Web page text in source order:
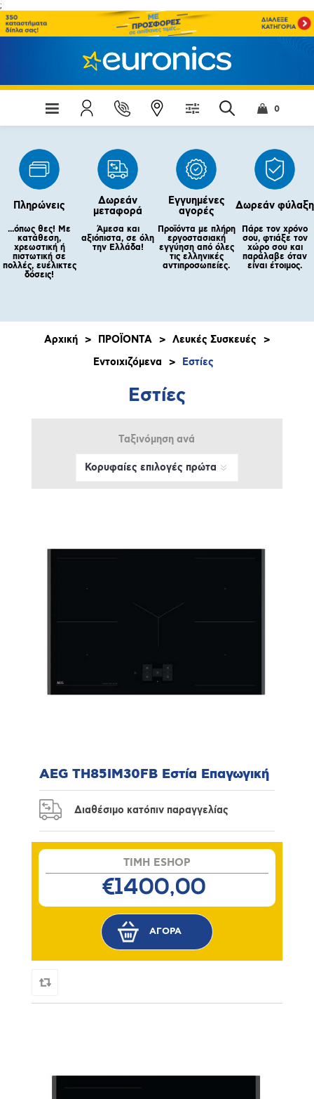
;
0
Πληρώνεις
...όπως θες! Με
κατάθεση,
χρεωστική ή
πιστωτική σε
πολλές, ευέλικτες
δόσεις!
Δωρεάν
μεταφορά
Άμεσα και
αξιόπιστα, σε όλη
την Ελλάδα!
Εγγυημένες
αγορές
Προϊόντα με πλήρη
εργοστασιακή
εγγύηση από όλες
τις ελληνικές
αντιπροσωπείες.
Δωρεάν φύλαξη
Πάρε τον χρόνο
σου, φτιάξε τον
χώρο σου και
παράλαβε όταν
είναι έτοιμος.
Αρχική > ΠΡΟΪΟΝΤΑ > Λευκές Συσκευές
>
Εντοιχιζόμενα
> Εστίες
Εστίες
Ταξινόμηση ανά
AEG TH85IM30FB Εστία Επαγωγική
Διαθέσιμο κατόπιν παραγγελίας
TIMH ESHOP
€1400,00